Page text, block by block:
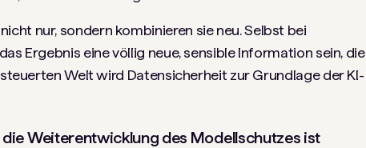
nur, sondern kombinieren sie neu. Selbst bei
Ergebnis eine völlig neue, sensible Information sein, die
Welt wird Datensicherheit zur Grundlage der KI-
Weiterentwicklung des Modellschutzes ist